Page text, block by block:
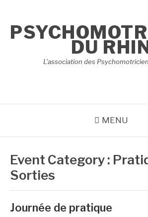
contenu
DU
L'association des
MENU
Event Category :
Sorties
Journée de pratique